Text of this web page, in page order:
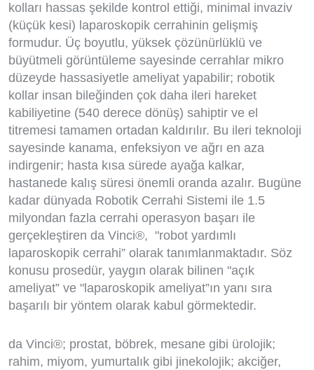
kolları hassas şekilde kontrol ettiği, minimal invaziv
(küçük kesi) laparoskopik cerrahinin gelişmiş
formudur. Üç boyutlu, yüksek çözünürlüklü ve
büyütmeli görüntüleme sayesinde cerrahlar mikro
düzeyde hassasiyetle ameliyat yapabilir; robotik
kollar insan bileğinden çok daha ileri hareket
kabiliyetine (540 derece dönüş) sahiptir ve el
titremesi tamamen ortadan kaldırılır. Bu ileri teknoloji
sayesinde kanama, enfeksiyon ve ağrı en aza
indirgenir; hasta kısa sürede ayağa kalkar,
hastanede kalış süresi önemli oranda azalır. Bugüne
kadar dünyada Robotik Cerrahi Sistemi ile 1.5
milyondan fazla cerrahi operasyon başarı ile
gerçekleştiren da Vinci®, "robot yardımlı
laparoskopik cerrahi” olarak tanımlanmaktadır. Söz
konusu prosedür, yaygın olarak bilinen "açık
ameliyat” ve "laparoskopik ameliyat”ın yanı sıra
başarılı bir yöntem olarak kabul görmektedir.
da Vinci®; prostat, böbrek, mesane gibi ürolojik;
rahim, miyom, yumurtalık gibi jinekolojik; akciğer,